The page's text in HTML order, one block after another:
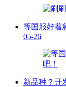
等国服好着
05-26
新品种？开